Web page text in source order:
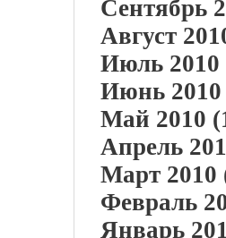
Сентябрь
Август
Июль 2010
Июнь 2010
Май 2010
Апрель
Март 2010
Февраль
Январь